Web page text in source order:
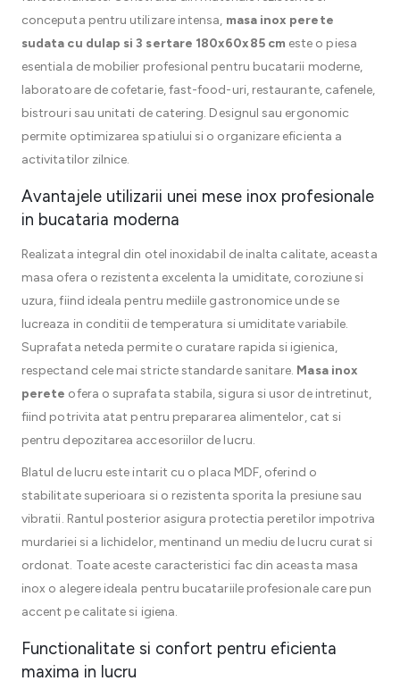
conceputa pentru utilizare intensa, masa inox perete
sudata cu dulap si 3 sertare 180x60x85 cm este o piesa
esentiala de mobilier profesional pentru bucatarii moderne,
laboratoare de cofetarie, fast-food-uri, restaurante, cafenele,
bistrouri sau unitati de catering. Designul sau ergonomic
permite optimizarea spatiului si o organizare eficienta a
activitatilor zilnice.
Avantajele utilizarii unei mese inox profesionale
in bucataria moderna
Realizata integral din otel inoxidabil de inalta calitate, aceasta
masa ofera o rezistenta excelenta la umiditate, coroziune si
uzura, fiind ideala pentru mediile gastronomice unde se
lucreaza in conditii de temperatura si umiditate variabile.
Suprafata neteda permite o curatare rapida si igienica,
respectand cele mai stricte standarde sanitare. Masa inox
perete ofera o suprafata stabila, sigura si usor de intretinut,
fiind potrivita atat pentru prepararea alimentelor, cat si
pentru depozitarea accesoriilor de lucru.
Blatul de lucru este intarit cu o placa MDF, oferind o
stabilitate superioara si o rezistenta sporita la presiune sau
vibratii. Rantul posterior asigura protectia peretilor impotriva
murdariei si a lichidelor, mentinand un mediu de lucru curat si
ordonat. Toate aceste caracteristici fac din aceasta masa
inox o alegere ideala pentru bucatariile profesionale care pun
accent pe calitate si igiena.
Functionalitate si confort pentru eficienta
maxima in lucru